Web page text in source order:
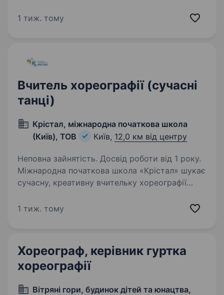
хореографа для роботи з дітьми віком від 4
1 тиж. тому
Вчитель хореографії (сучасні
танці)
Крістал, міжнародна початкова школа
(Київ), ТОВ
Київ, 12,0 км від центру
Неповна зайнятість. Досвід роботи від 1 року.
Міжнародна початкова школа «Крістал» шукає
сучасну, креативну вчительку хореографії
Умови роботи: графік роботи — 2 рази
1 тиж. тому
Хореограф, керівник гуртка
хореографії
Вітряні гори, будинок дітей та юнацтва,